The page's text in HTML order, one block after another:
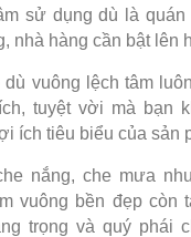
sử dụng dù là
nhà hàng cần bật lên
vuông lệch tâm
tuyệt vời mà bạn
ích tiêu biểu của sản
nắng, che mưa
vuông bền đẹp còn
trọng và quý phái